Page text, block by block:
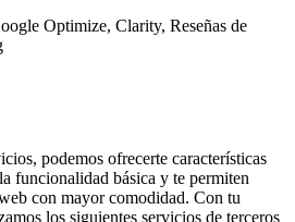
Optimize, Clarity, Reseñas de
podemos ofrecerte características
funcionalidad básica y te permiten
con mayor comodidad. Con tu
los siguientes servicios de terceros